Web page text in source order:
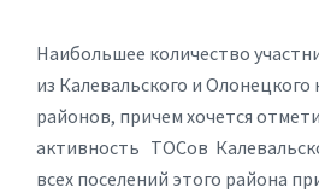
Наибольшее количество
из Калевальского и
районов, причем хочется
активность ТОСов
всех поселений этого района